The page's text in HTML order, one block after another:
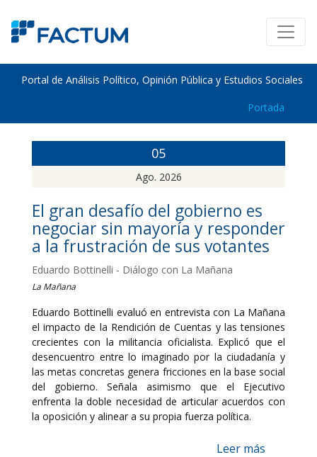
Portal de Análisis Político, Opinión Pública y Estudios Sociales
Portada
05
Ago. 2026
El gran desafío del gobierno es
negociar sin mayoría y responder
a la frustración de sus votantes
Eduardo Bottinelli - Diálogo con La Mañana
La Mañana
Eduardo Bottinelli evaluó en entrevista con La Mañana
el impacto de la Rendición de Cuentas y las tensiones
crecientes con la militancia oficialista. Explicó que el
desencuentro entre lo imaginado por la ciudadanía y
las metas concretas genera fricciones en la base social
del gobierno. Señala asimismo que el Ejecutivo
enfrenta la doble necesidad de articular acuerdos con
la oposición y alinear a su propia fuerza política.
Leer más